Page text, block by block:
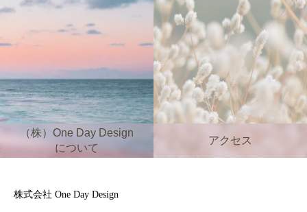
（株）One Day Design
について
アクセス
株式会社 One Day Design